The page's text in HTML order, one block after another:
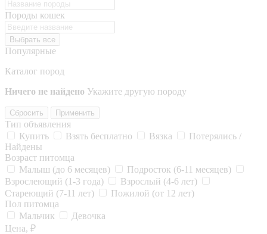
Породы кошек
Выбрать все
Популярные
Каталог пород
Ничего не найдено Укажите другую породу
Сбросить Применить
Тип объявления
Купить
Взять бесплатно Вязка
Потерялись /
Найдены
Возраст питомца
Малыш (до 6 месяцев)
Подросток (6-11 месяцев)
Взрослеющий (1-3 года)
Взрослый (4-6 лет)
Стареющий (7-11 лет)
Пожилой (от 12 лет)
Пол питомца
Мальчик
Девочка
Цена, ₽